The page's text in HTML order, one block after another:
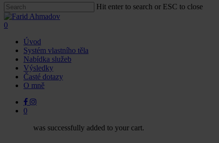
to
main
content
Hit enter to search or ESC to close
Close
Search
0
Úvod
Systém vlastního těla
Nabídka služeb
Výsledky
Časté dotazy
O mně
facebook
instagram
0
was successfully added to your cart.